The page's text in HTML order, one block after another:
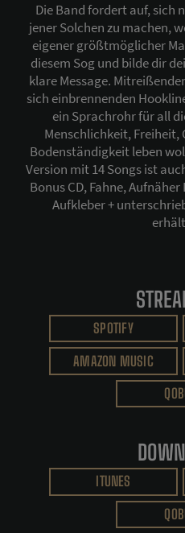
Die Band fordert auf, sich
jener Solchen zu machen,
eigener größtmöglicher
diesem Sog und bilde dir
klare Message.
sich einbrennenden
ein Sprachrohr für all
Menschlichkeit,
Bodenständigkeit leben
Version mit 14 Songs ist
Bonus CD, Fahne,
Aufkleber +
SPOTIFY
AMAZON MUSIC
ITUNES